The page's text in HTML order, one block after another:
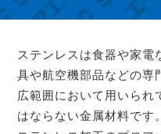
ステンレスは食器や家電
具や航空機部品などの専
広範囲において用いられ
はならない金属材料です。